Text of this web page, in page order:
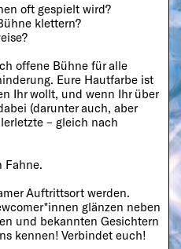
oft gespielt wird?
klettern?
offene Bühne für alle
Eure Hautfarbe ist
Ihr wollt, und wenn Ihr über
(darunter auch, aber
– gleich nach
Auftrittsort werden.
glänzen neben
und bekannten Gesichtern
kennen! Verbindet euch!